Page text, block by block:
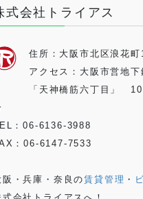
式会社トライアス
住所：大阪市北区浪花
アクセス：大阪市営地
「天神橋筋六丁目」 10
：06-6136-3988
：06-6147-7533
阪・兵庫・奈良の賃貸管理 ・